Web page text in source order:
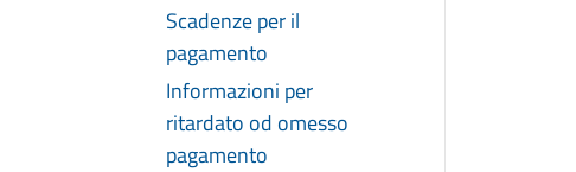
Scadenze per il
pagamento
Informazioni per
ritardato od omesso
pagamento